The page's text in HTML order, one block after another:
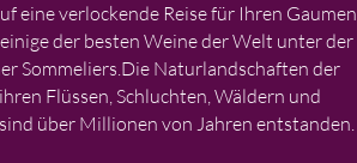
eine verlockende Reise für Ihren Gaumen
der besten Weine der Welt unter der
Sommeliers.Die Naturlandschaften der
Flüssen, Schluchten, Wäldern und
über Millionen von Jahren entstanden.